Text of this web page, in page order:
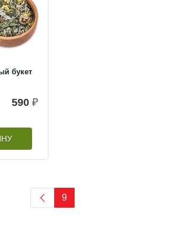
букет
590 ₽
9